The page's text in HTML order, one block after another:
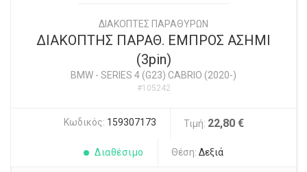
ΔΙΑΚΟΠΤΕΣ ΠΑΡΑΘΥΡΩΝ
ΔΙΑΚΟΠΤΗΣ ΠΑΡΑΘ. ΕΜΠΡΟΣ ΑΣΗΜΙ
(3pin)
BMW - SERIES 4 (G23) CABRIO (2020-)
#105242
Κωδικός: 159307173 Τιμή: 22,80 €
Διαθέσιμο Θέση: Δεξιά